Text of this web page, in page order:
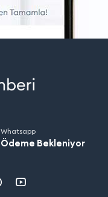
Whatsapp
Ödeme Bekleniyor